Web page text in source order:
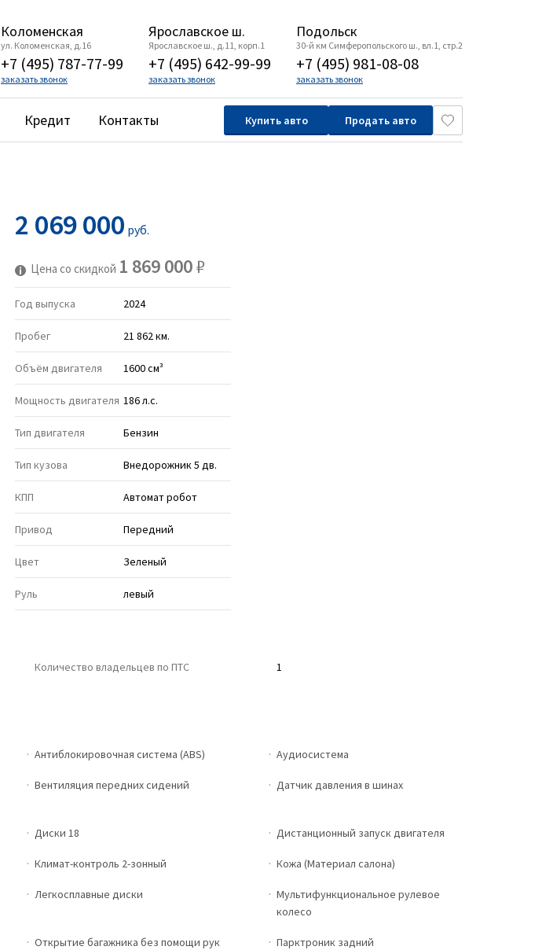
Коломенская
ул. Коломенская, д.16
+7 (495) 787-77-99
заказать звонок
Ярославское ш.
Ярославское ш., д.11, корп.1
+7 (495) 642-99-99
заказать звонок
Подольск
30-й км Симферопольского ш., вл.1, стр.2
+7 (495) 981-08-08
заказать звонок
Кредит Контакты Купить авто Продать авто
2 069 000 руб.
Цена со скидкой 1 869 000₽
Год выпуска 2024
Пробег 21 862 км.
Объём двигателя 1600 см³
Мощность двигателя 186 л.с.
Тип двигателя Бензин
Тип кузова Внедорожник 5 дв.
КПП Автомат робот
Привод Передний
Цвет Зеленый
Руль левый
Количество владельцев по ПТС 1
Антиблокировочная система (ABS) Аудиосистема
Вентиляция передних сидений Датчик давления в шинах
Диски 18 Дистанционный запуск двигателя
Климат-контроль 2-зонный Кожа (Материал салона)
Легкосплавные диски
Мультифункциональное рулевое
колесо
Открытие багажника без помощи рук Парктроник задний